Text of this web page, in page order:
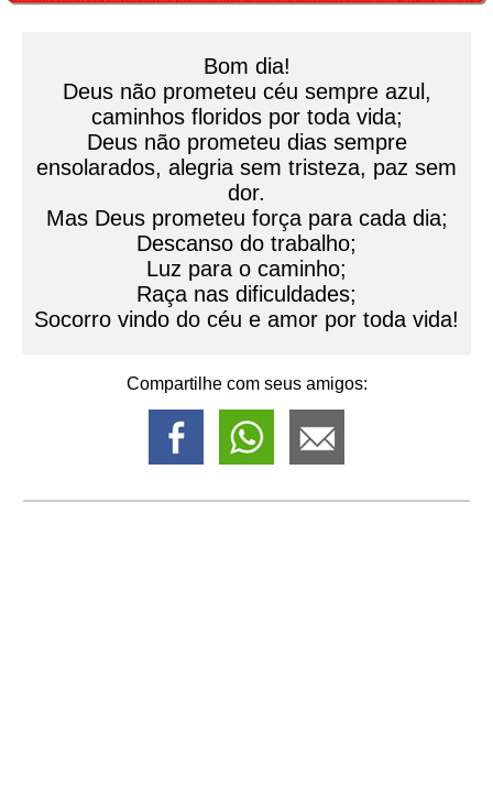
Bom dia!
Deus não prometeu céu sempre azul,
caminhos floridos por toda vida;
Deus não prometeu dias sempre
ensolarados, alegria sem tristeza, paz sem
dor.
Mas Deus prometeu força para cada dia;
Descanso do trabalho;
Luz para o caminho;
Raça nas dificuldades;
Socorro vindo do céu e amor por toda vida!
Compartilhe com seus amigos: